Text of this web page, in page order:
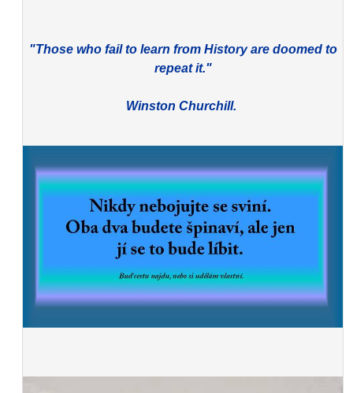
"Those who fail to learn from History are doomed to
repeat it."
Winston Churchill.